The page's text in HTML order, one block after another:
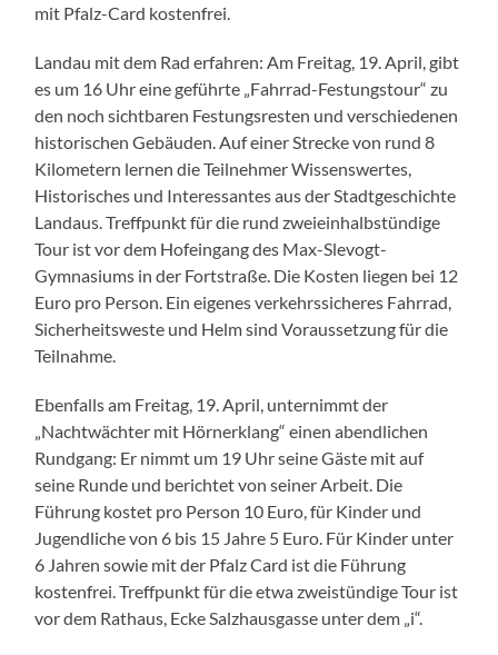
mit Pfalz-Card kostenfrei.
Landau mit dem Rad erfahren: Am Freitag, 19. April, gibt
es um 16 Uhr eine geführte „Fahrrad-Festungstour“ zu
den noch sichtbaren Festungsresten und verschiedenen
historischen Gebäuden. Auf einer Strecke von rund 8
Kilometern lernen die Teilnehmer Wissenswertes,
Historisches und Interessantes aus der Stadtgeschichte
Landaus. Treffpunkt für die rund zweieinhalbstündige
Tour ist vor dem Hofeingang des Max-Slevogt-
Gymnasiums in der Fortstraße. Die Kosten liegen bei 12
Euro pro Person. Ein eigenes verkehrssicheres Fahrrad,
Sicherheitsweste und Helm sind Voraussetzung für die
Teilnahme.
Ebenfalls am Freitag, 19. April, unternimmt der
„Nachtwächter mit Hörnerklang“ einen abendlichen
Rundgang: Er nimmt um 19 Uhr seine Gäste mit auf
seine Runde und berichtet von seiner Arbeit. Die
Führung kostet pro Person 10 Euro, für Kinder und
Jugendliche von 6 bis 15 Jahre 5 Euro. Für Kinder unter
6 Jahren sowie mit der Pfalz Card ist die Führung
kostenfrei. Treffpunkt für die etwa zweistündige Tour ist
vor dem Rathaus, Ecke Salzhausgasse unter dem „i“.